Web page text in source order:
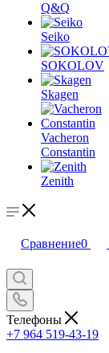
Q&Q
Seiko
SOKOLOV
Skagen
Vacheron
Constantin
Zenith
Сравнение0
Телефоны
+7 964 519-43-19